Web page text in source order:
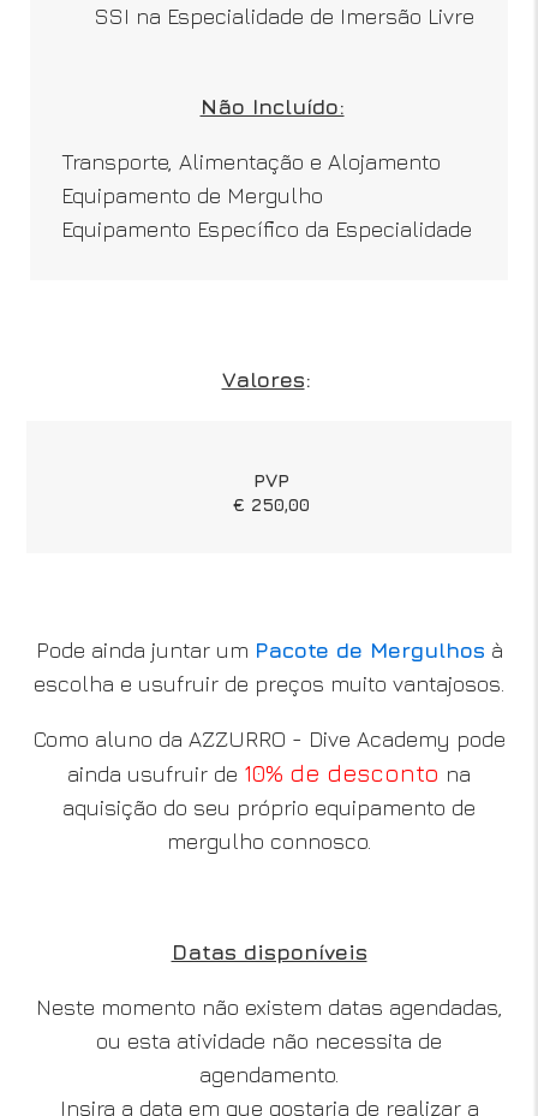
SSI na Especialidade de Imersão Livre
Não Incluído:
Transporte, Alimentação e Alojamento
Equipamento de Mergulho
Equipamento Específico da Especialidade
Valores:
PVP
€ 250,00
Pode ainda juntar um Pacote de Mergulhos à
escolha e usufruir de preços muito vantajosos.
Como aluno da AZZURRO - Dive Academy pode
ainda usufruir de 10% de desconto na
aquisição do seu próprio equipamento de
mergulho connosco.
Datas disponíveis
Neste momento não existem datas agendadas,
ou esta atividade não necessita de
agendamento.
Insira a data em que gostaria de realizar a